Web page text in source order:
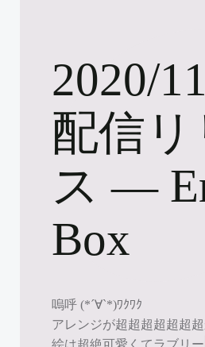
2020/
配信リ
ス ―
Box
嗚呼 (*´∀`*)ﾜｸﾜｸ
アレンジが超超超超超超超
絵は超絶可愛くてラブリー